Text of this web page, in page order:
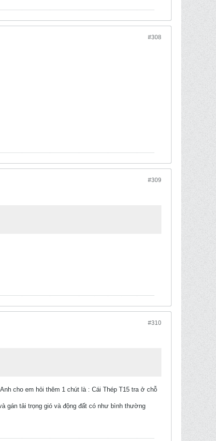
#308
#309
#310
Anh cho em hỏi thêm 1 chút là : Cái Thép T15 tra ở chỗ
gán tải trọng gió và động đất có như bình thường